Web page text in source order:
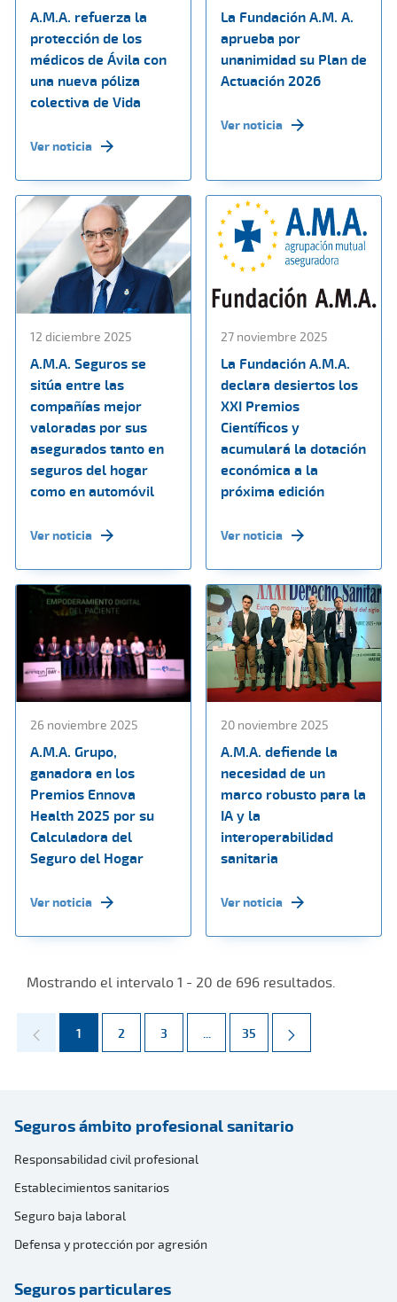
A.M.A. refuerza la
protección de los
médicos de Ávila con
una nueva póliza
colectiva de Vida
Ver noticia
La Fundación A.M. A.
aprueba por
unanimidad su Plan de
Actuación 2026
Ver noticia
12 diciembre 2025
A.M.A. Seguros se
sitúa entre las
compañías mejor
valoradas por sus
asegurados tanto en
seguros del hogar
como en automóvil
Ver noticia
27 noviembre 2025
La Fundación A.M.A.
declara desiertos los
XXI Premios
Científicos y
acumulará la dotación
económica a la
próxima edición
Ver noticia
26 noviembre 2025
A.M.A. Grupo,
ganadora en los
Premios Ennova
Health 2025 por su
Calculadora del
Seguro del Hogar
Ver noticia
20 noviembre 2025
A.M.A. defiende la
necesidad de un
marco robusto para la
IA y la
interoperabilidad
sanitaria
Ver noticia
Mostrando el intervalo 1 - 20 de 696 resultados.
Página
1 Página
2 Página
3 ... Páginas intermedias Use TAB
Página
35
Seguros ámbito profesional sanitario
Responsabilidad civil profesional
Establecimientos sanitarios
Seguro baja laboral
Defensa y protección por agresión
Seguros particulares